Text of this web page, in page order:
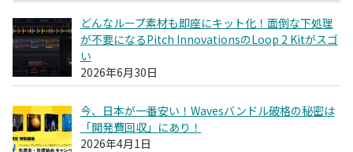
どんなループ素材も即座にキット化！面倒な下処理
が不要になるPitch InnovationsのLoop 2 Kitがスゴ
い
2026年6月30日
今、日本が一番安い！Wavesバンドル破格の秘密は
「開発費回収」にあり！
2026年4月1日